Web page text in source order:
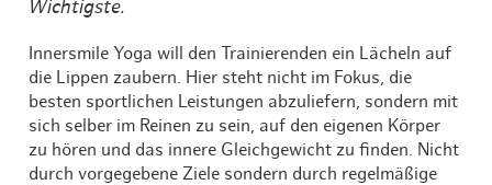
Wichtigste.
Innersmile Yoga will den Trainierenden ein Lächeln auf
die Lippen zaubern. Hier steht nicht im Fokus, die
besten sportlichen Leistungen abzuliefern, sondern mit
sich selber im Reinen zu sein, auf den eigenen Körper
zu hören und das innere Gleichgewicht zu finden. Nicht
durch vorgegebene Ziele sondern durch regelmäßige